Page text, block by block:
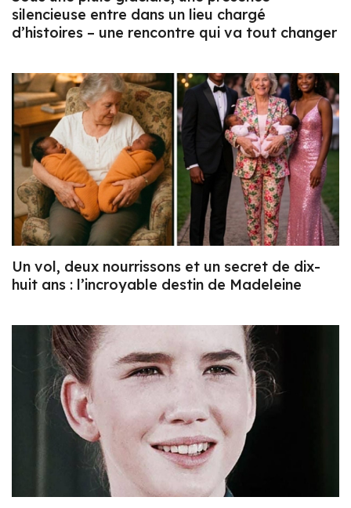
silencieuse entre dans un lieu chargé
d’histoires – une rencontre qui va tout changer
Un vol, deux nourrissons et un secret de dix-
huit ans : l’incroyable destin de Madeleine